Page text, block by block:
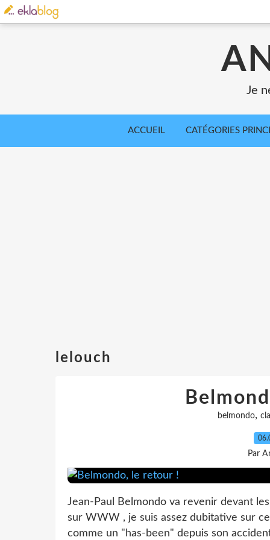
Je
ACCUEIL CATÉGORIES
lelouch
belmondo,
Par
Jean-Paul Belmondo va revenir devant
sur WWW , je suis assez dubitative sur
comme un "has-been" depuis son